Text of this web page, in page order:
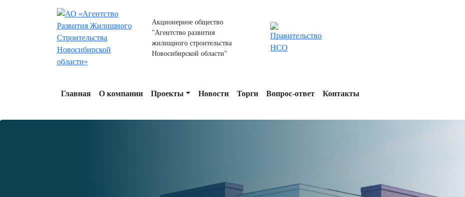
Акционерное общество
"Агентство развития
жилищного строительства
Новосибирской области"
Главная О компании Проекты Новости Торги Вопрос-ответ Контакты